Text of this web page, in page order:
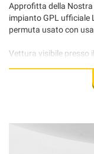
Approfitta della
impianto GPL ufficiale
permuta usato con
Vettura visibile presso
ore 19,00 ORARIO
Disclaimer: Tutti i dati
descrizione di questo
potrebbero contenere